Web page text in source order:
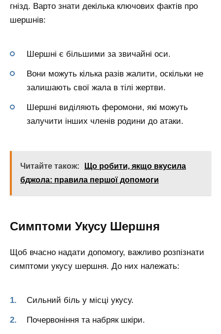
гнізд. Варто знати декілька ключових фактів про
шершнів:
Шершні є більшими за звичайні оси.
Вони можуть кілька разів жалити, оскільки не
залишають свої жала в тілі жертви.
Шершні виділяють феромони, які можуть
залучити інших членів родини до атаки.
Читайте також:
Що робити, якщо вкусила
бджола: правила першої допомоги
Симптоми Укусу Шершня
Щоб вчасно надати допомогу, важливо розпізнати
симптоми укусу шершня. До них належать:
Сильний біль у місці укусу.
Почервоніння та набряк шкіри.